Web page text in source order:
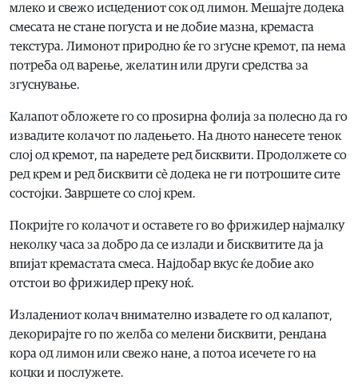
млеко и свежо исцедениот сок од лимон. Мешајте додека
смесата не стане погуста и не добие мазна, кремаста
текстура. Лимонот природно ќе го згусне кремот, па нема
потреба од варење, желатин или други средства за
згуснување.
Калапот обложете го со проѕирна фолија за полесно да го
извадите колачот по ладењето. На дното нанесете тенок
слој од кремот, па наредете ред бисквити. Продолжете со
ред крем и ред бисквити сè додека не ги потрошите сите
состојки. Завршете со слој крем.
Покријте го колачот и оставете го во фрижидер најмалку
неколку часа за добро да се излади и бисквитите да ја
впијат кремастата смеса. Најдобар вкус ќе добие ако
отстои во фрижидер преку ноќ.
Изладениот колач внимателно извадете го од калапот,
декорирајте го по желба со мелени бисквити, рендана
кора од лимон или свежо нане, а потоа исечете го на
коцки и послужете.